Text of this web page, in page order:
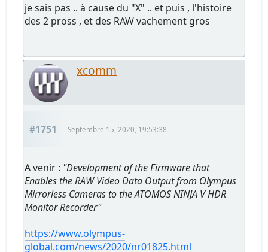
je sais pas .. à cause du "X" .. et puis , l'histoire
des 2 pross , et des RAW vachement gros
xcomm
#1751 Septembre 15, 2020, 19:53:38
A venir : "Development of the Firmware that
Enables the RAW Video Data Output from Olympus
Mirrorless Cameras to the ATOMOS NINJA V HDR
Monitor Recorder"
https://www.olympus-
global.com/news/2020/nr01825.html